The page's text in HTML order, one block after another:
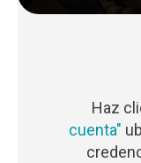
Haz
cuenta"